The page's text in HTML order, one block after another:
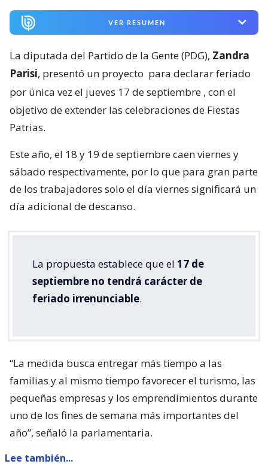
VER RESUMEN
La diputada del Partido de la Gente (PDG), Zandra
Parisi, presentó un proyecto para declarar feriado
por única vez el jueves 17 de septiembre , con el
objetivo de extender las celebraciones de Fiestas
Patrias.
Este año, el 18 y 19 de septiembre caen viernes y
sábado respectivamente, por lo que para gran parte
de los trabajadores solo el día viernes significará un
día adicional de descanso.
La propuesta establece que el 17 de
septiembre no tendrá carácter de
feriado irrenunciable.
“La medida busca entregar más tiempo a las
familias y al mismo tiempo favorecer el turismo, las
pequeñas empresas y los emprendimientos durante
uno de los fines de semana más importantes del
año”, señaló la parlamentaria.
Lee también...